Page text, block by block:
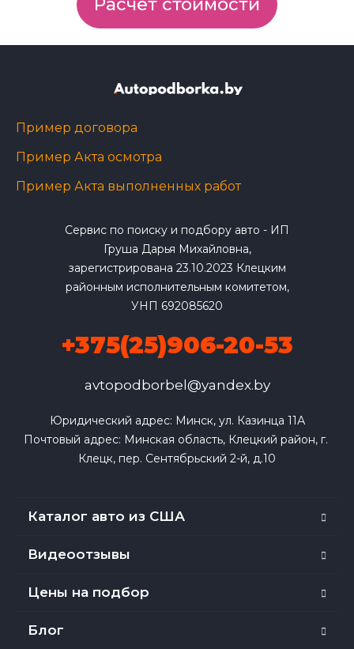
Пример договора
Пример Акта осмотра
Пример Акта выполненных работ
Сервис по поиску и подбору авто - ИП
Груша Дарья Михайловна,
зарегистрирована 23.10.2023 Клецким
районным исполнительным комитетом,
УНП 692085620
+375(25)906-20-53
avtopodborbel@yandex.by
Юридический адрес: Минск, ул. Казинца 11А
Почтовый адрес: Минская область, Клецкий район, г.
Клецк, пер. Сентябрьский 2-й, д.10
Каталог авто из США
Видеоотзывы
Цены на подбор
Блог